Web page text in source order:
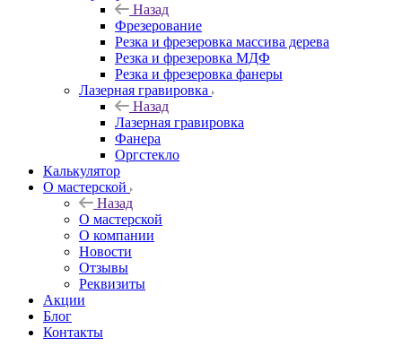
Назад
Фрезерование
Резка и фрезеровка массива дерева
Резка и фрезеровка МДФ
Резка и фрезеровка фанеры
Лазерная гравировка
Назад
Лазерная гравировка
Фанера
Орг­стек­ло
Калькулятор
О мастерской
Назад
О мастерской
О компании
Новости
Отзывы
Реквизиты
Акции
Блог
Контакты